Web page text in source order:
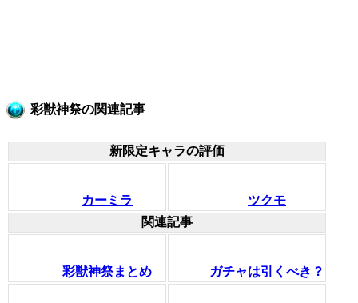
彩獣神祭の関連記事
新限定キャラの評価
カーミラ
ツクモ
関連記事
彩獣神祭まとめ ガチャは引くべき？